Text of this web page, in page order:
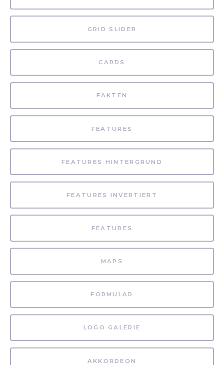
GRID SLIDER
CARDS
FAKTEN
FEATURES
FEATURES HINTERGRUND
FEATURES INVERTIERT
FEATURES
MAPS
FORMULAR
LOGO GALERIE
AKKORDEON